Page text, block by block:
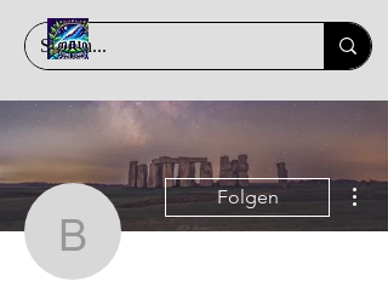
basitorg7
Folgen